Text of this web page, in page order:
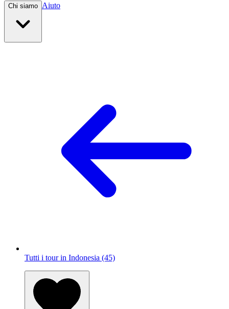
Chi siamo Aiuto
Tutti i tour in Indonesia (45)